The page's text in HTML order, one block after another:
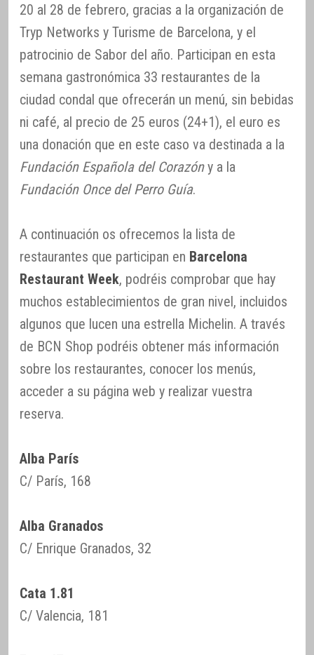
20 al 28 de febrero, gracias a la organización de
Tryp Networks y Turisme de Barcelona, y el
patrocinio de Sabor del año. Participan en esta
semana gastronómica 33 restaurantes de la
ciudad condal que ofrecerán un menú, sin bebidas
ni café, al precio de 25 euros (24+1), el euro es
una donación que en este caso va destinada a la
Fundación Española del Corazóny a la
Fundación Once del Perro Guía.
A continuación os ofrecemos la lista de
restaurantes que participan en Barcelona
Restaurant Week, podréis comprobar que hay
muchos establecimientos de gran nivel, incluidos
algunos que lucen una estrella Michelin. A través
de BCN Shop podréis obtener más información
sobre los restaurantes, conocer los menús,
acceder a su página web y realizar vuestra
reserva.
Alba París
C/ París, 168
Alba Granados
C/ Enrique Granados, 32
Cata 1.81
C/ Valencia, 181